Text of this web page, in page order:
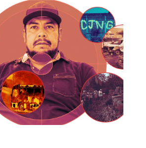
‘Papá Pitufo’.